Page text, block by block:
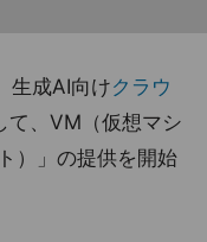
生成AI向けクラウ
て、VM（仮想マシ
）」の提供を開始